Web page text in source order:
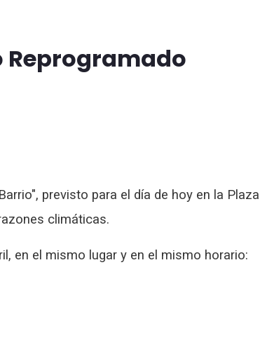
Reprogramado
previsto para el día de hoy en la Plaza
climáticas.
en el mismo lugar y en el mismo horario: